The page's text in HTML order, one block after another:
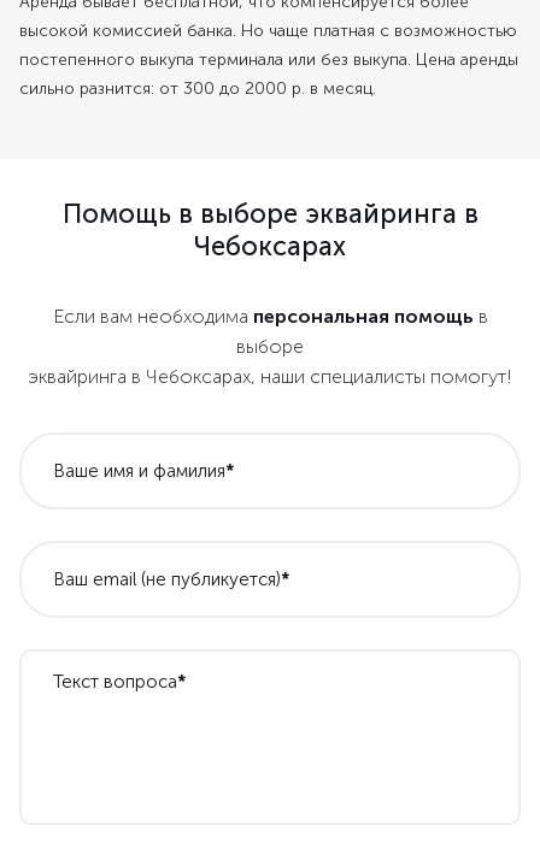
высокой комиссией банка. Но чаще платная с возможностью
постепенного выкупа терминала или без выкупа. Цена аренды
сильно разнится: от 300 до 2000 р. в месяц.
Помощь в выборе эквайринга в
Чебоксарах
Если вам необходима персональная помощь в
выборе
эквайринга в Чебоксарах, наши специалисты помогут!
Ваше имя и фамилия*
Ваш email (не публикуется)*
Текст вопроса*